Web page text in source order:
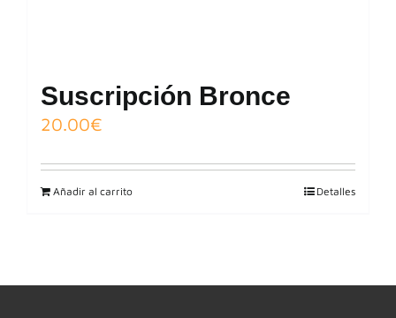
Suscripción Bronce
20.00€
Añadir al carrito Detalles